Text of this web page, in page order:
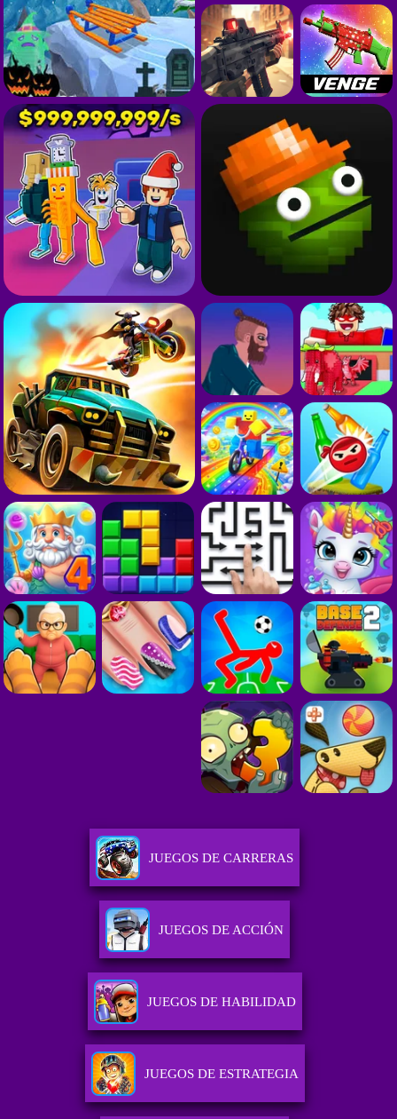
JUEGOS DE CARRERAS
JUEGOS DE ACCIÓN
JUEGOS DE HABILIDAD
JUEGOS DE ESTRATEGIA